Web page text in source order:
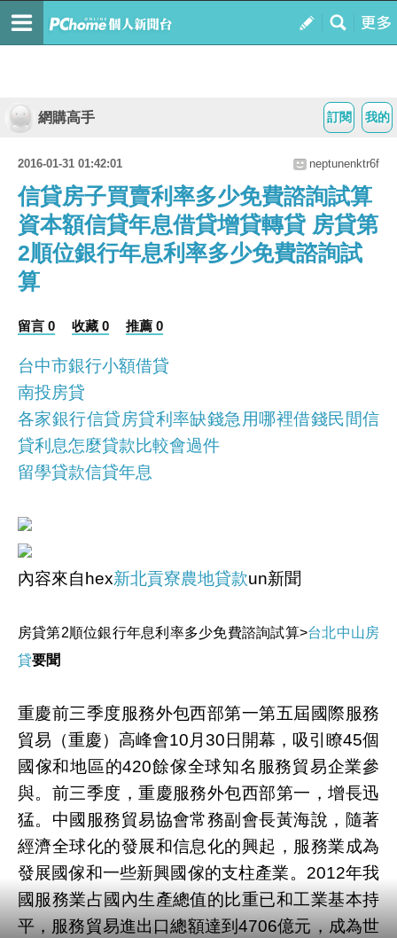
我的
訂閱
網購高手
2016-01-31 01:42:01 neptunenktr6f
信貸房子買賣利率多少免費諮詢試算
資本額信貸年息借貸增貸轉貸 房貸第
2順位銀行年息利率多少免費諮詢試
算
留言 0 收藏 0 推薦 0
台中市銀行小額借貸
南投房貸
各家銀行信貸房貸利率缺錢急用哪裡借錢民間信
貸利息怎麼貸款比較會過件
留學貸款信貸年息
內容來自hex新北貢寮農地貸款un新聞
房貸第2順位銀行年息利率多少免費諮詢試算>台北中山房
貸要聞
重慶前三季度服務外包西部第一第五屆國際服務
貿易（重慶）高峰會10月30日開幕，吸引瞭45個
國傢和地區的420餘傢全球知名服務貿易企業參
與。前三季度，重慶服務外包西部第一，增長迅
猛。中國服務貿易協會常務副會長黃海說，隨著
經濟全球化的發展和信息化的興起，服務業成為
發展國傢和一些新興國傢的支柱產業。2012年我
國服務業占國內生產總值的比重已和工業基本持
平，服務貿易進出口總額達到4706億元，成為世